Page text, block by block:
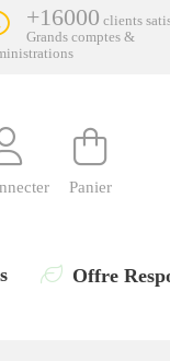
+16000 clients
Grands comptes &
Panier
Offre